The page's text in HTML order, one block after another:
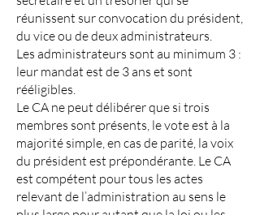
réunissent sur convocation du président,
du vice ou de deux administrateurs.
Les administrateurs sont au minimum 3 :
leur mandat est de 3 ans et sont
rééligibles.
Le CA ne peut délibérer que si trois
membres sont présents, le vote est à la
majorité simple, en cas de parité, la voix
du président est prépondérante. Le CA
est compétent pour tous les actes
relevant de l’administration au sens le